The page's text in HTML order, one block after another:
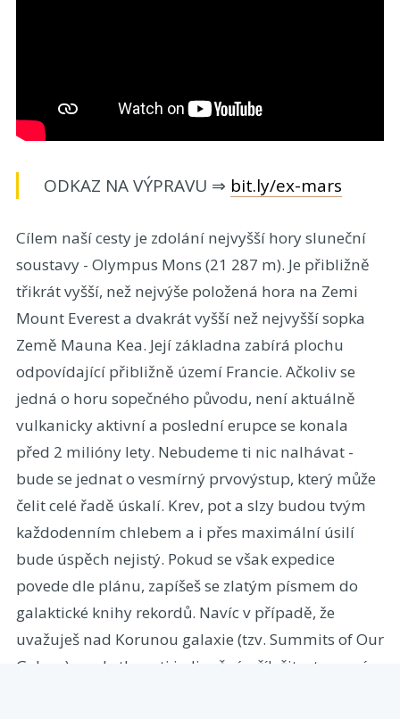
ODKAZ NA VÝPRAVU ⇒ bit.ly/ex-mars
Cílem naší cesty je zdolání nejvyšší hory sluneční
soustavy - Olympus Mons (21 287 m). Je přibližně
třikrát vyšší, než nejvýše položená hora na Zemi
Mount Everest a dvakrát vyšší než nejvyšší sopka
Země Mauna Kea. Její základna zabírá plochu
odpovídající přibližně území Francie. Ačkoliv se
jedná o horu sopečného původu, není aktuálně
vulkanicky aktivní a poslední erupce se konala
před 2 milióny lety. Nebudeme ti nic nalhávat -
bude se jednat o vesmírný prvovýstup, který může
čelit celé řadě úskalí. Krev, pot a slzy budou tvým
každodenním chlebem a i přes maximální úsilí
bude úspěch nejistý. Pokud se však expedice
povede dle plánu, zapíšeš se zlatým písmem do
galaktické knihy rekordů. Navíc v případě, že
uvažuješ nad Korunou galaxie (tzv. Summits of Our
Galaxy), naskytla se ti jedinečná příležitost a není